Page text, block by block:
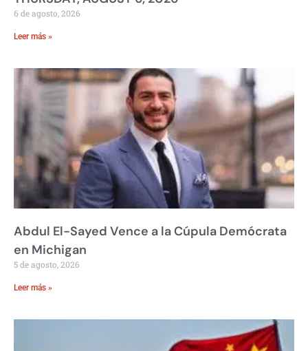
6 de agosto, 2026
Leer más »
Abdul El-Sayed Vence a la Cúpula Demócrata
en Michigan
5 de agosto, 2026
Leer más »